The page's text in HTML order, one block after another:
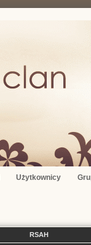
Użytkownicy
RSAH